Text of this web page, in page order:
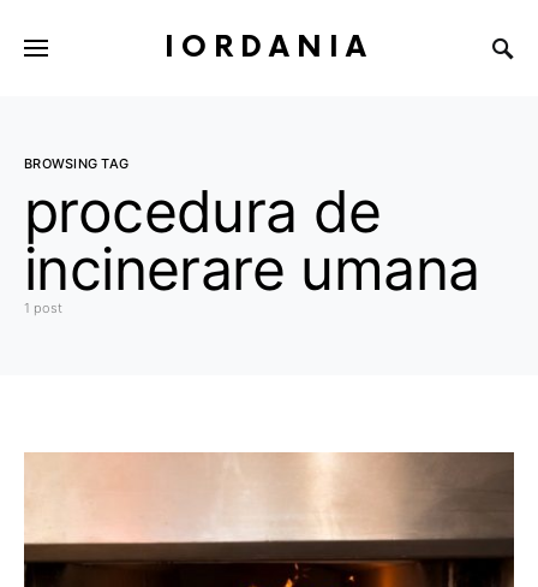
IORDANIA
BROWSING TAG
procedura de
incinerare umana
1 post